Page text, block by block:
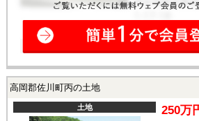
高岡郡佐川町丙の土地
土地 250万